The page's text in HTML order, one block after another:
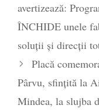
- 16 aprilie
avertizează:
ÎNCHIDE unele
soluții și direcții
Placă
Pârvu, sfințită la
Mindea, la slujba